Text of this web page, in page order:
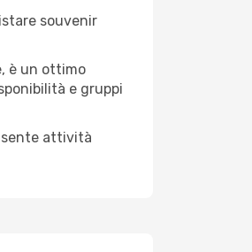
souvenir
è un ottimo
e gruppi
attività